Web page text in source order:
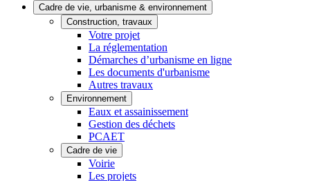
Cadre de vie, urbanisme & environnement
Construction, travaux
Votre projet
La réglementation
Démarches d’urbanisme en ligne
Les documents d'urbanisme
Autres travaux
Environnement
Eaux et assainissement
Gestion des déchets
PCAET
Cadre de vie
Voirie
Les projets